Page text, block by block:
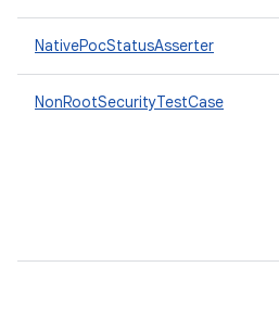
NativePocStatusAsserter
NonRootSecurityTestCase